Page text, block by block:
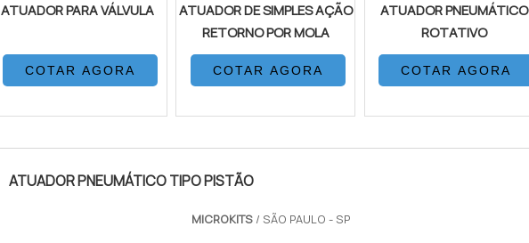
ATUADOR PARA VÁLVULA
COTAR AGORA
ATUADOR DE SIMPLES AÇÃO
RETORNO POR MOLA
COTAR AGORA
ATUADOR PNEUMÁTICO
ROTATIVO
COTAR AGORA
ATUADOR PNEUMÁTICO TIPO PISTÃO
MICROKITS / SÃO PAULO - SP